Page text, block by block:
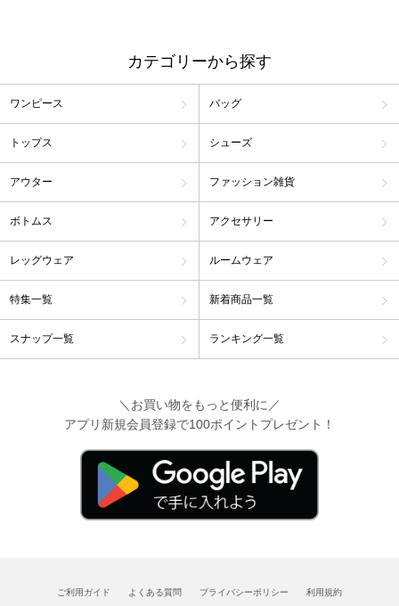
カテゴリーから探す
ワンピース バッグ
トップス シューズ
アウター ファッション雑貨
ボトムス アクセサリー
レッグウェア ルームウェア
特集一覧 新着商品一覧
スナップ一覧 ランキング一覧
＼お買い物をもっと便利に／
アプリ新規会員登録で100ポイントプレゼント！
ご利用ガイド よくある質問 プライバシーポリシー 利用規約